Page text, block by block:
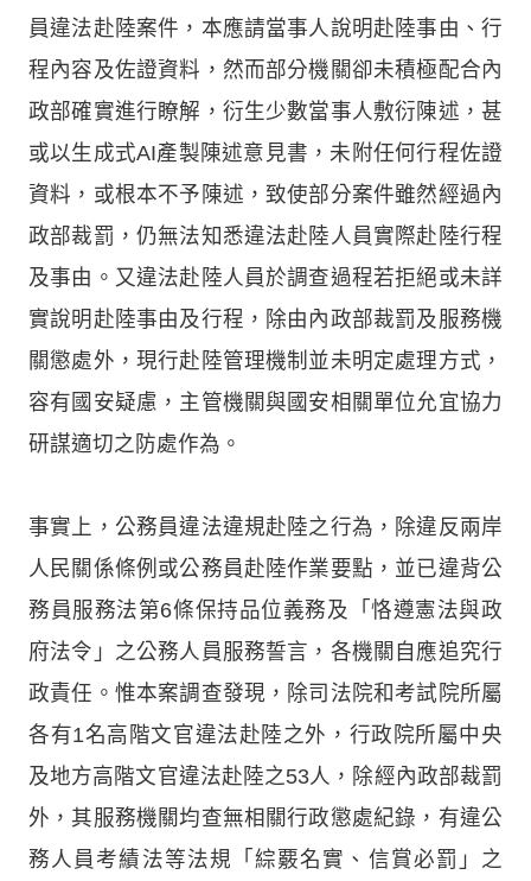
員違法赴陸案件，本應請當事人說明赴陸事由、行
程內容及佐證資料，然而部分機關卻未積極配合內
政部確實進行瞭解，衍生少數當事人敷衍陳述，甚
或以生成式AI產製陳述意見書，未附任何行程佐證
資料，或根本不予陳述，致使部分案件雖然經過內
政部裁罰，仍無法知悉違法赴陸人員實際赴陸行程
及事由。又違法赴陸人員於調查過程若拒絕或未詳
實說明赴陸事由及行程，除由內政部裁罰及服務機
關懲處外，現行赴陸管理機制並未明定處理方式，
容有國安疑慮，主管機關與國安相關單位允宜協力
研謀適切之防處作為。
事實上，公務員違法違規赴陸之行為，除違反兩岸
人民關係條例或公務員赴陸作業要點，並已違背公
務員服務法第6條保持品位義務及「恪遵憲法與政
府法令」之公務人員服務誓言，各機關自應追究行
政責任。惟本案調查發現，除司法院和考試院所屬
各有1名高階文官違法赴陸之外，行政院所屬中央
及地方高階文官違法赴陸之53人，除經內政部裁罰
外，其服務機關均查無相關行政懲處紀錄，有違公
務人員考績法等法規「綜覈名實、信賞必罰」之